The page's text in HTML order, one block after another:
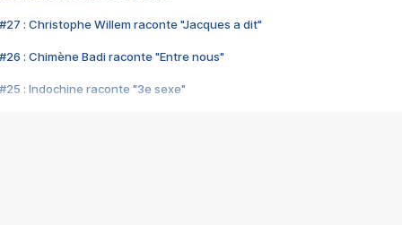
#27 : Christophe Willem raconte "Jacques a dit"
#26 : Chimène Badi raconte "Entre nous"
#25 : Indochine raconte "3e sexe"